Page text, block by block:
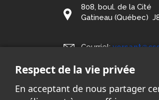
808, boul. de la Cité
Gatineau (Québec)
Courriel:
Respect de la vie privée
En acceptant de nous partager